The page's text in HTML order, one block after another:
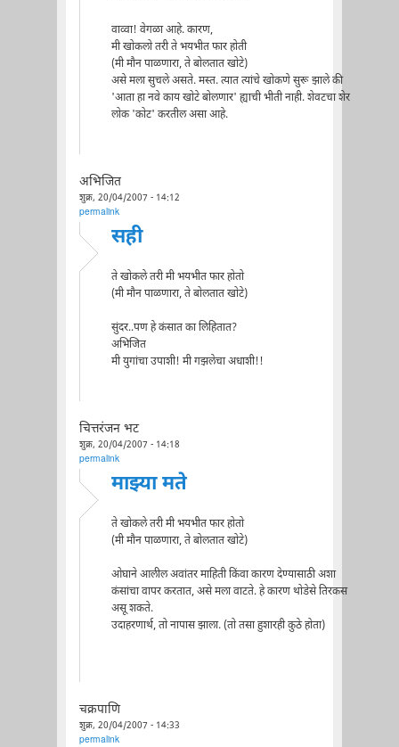
वाव्वा! वेगळा आहे. कारण,
मी खोकलो तरी ते भयभीत फार होती
(मी मौन पाळणारा, ते बोलतात खोटे)
असे मला सुचले असते. मस्त. त्यात त्यांचे खोकणे सुरू झाले की
'आता हा नवे काय खोटे बोलणार' ह्याची भीती नाही. शेवटचा शेर
लोक 'कोट' करतील असा आहे.
अभिजित
शुक्र, 20/04/2007 - 14:12
permalink
सही
ते खोकले तरी मी भयभीत फार होतो
(मी मौन पाळणारा, ते बोलतात खोटे)
सुंदर..पण हे कंसात का लिहितात?
अभिजित
मी युगांचा उपाशी! मी गझलेचा अधाशी!!
चित्तरंजन भट
शुक्र, 20/04/2007 - 14:18
permalink
माझ्या मते
ते खोकले तरी मी भयभीत फार होतो
(मी मौन पाळणारा, ते बोलतात खोटे)
ओघाने आलील अवांतर माहिती किंवा कारण देण्यासाठी अशा
कंसांचा वापर करतात, असे मला वाटते. हे कारण थोडेसे तिरकस
असू शकते.
उदाहरणार्थ, तो नापास झाला. (तो तसा हुशारही कुठे होता)
चक्रपाणि
शुक्र, 20/04/2007 - 14:33
permalink